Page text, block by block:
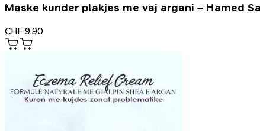
Maske kunder plakjes me vaj argani – Hamed
CHF 9.90